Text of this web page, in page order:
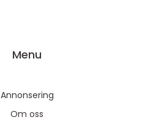
Menu
Annonsering
Om oss